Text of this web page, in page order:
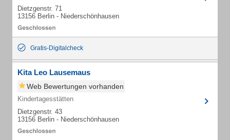
Dietzgenstr. 71
13156 Berlin - Niederschönhausen
Gratis-Digitalcheck
Kita Leo Lausemaus
Web Bewertungen vorhanden
Kindertagesstätten
Dietzgenstr. 43
13156 Berlin - Niederschönhausen